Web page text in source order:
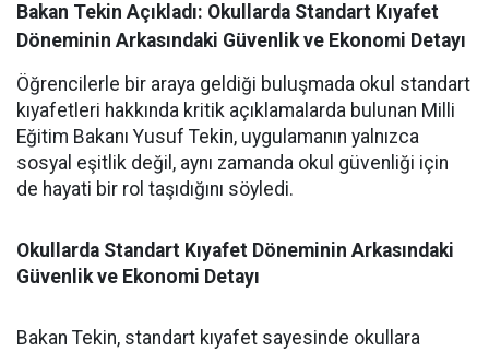
Bakan Tekin Açıkladı: Okullarda Standart Kıyafet
Döneminin Arkasındaki Güvenlik ve Ekonomi Detayı
Öğrencilerle bir araya geldiği buluşmada okul standart
kıyafetleri hakkında kritik açıklamalarda bulunan Milli
Eğitim Bakanı Yusuf Tekin, uygulamanın yalnızca
sosyal eşitlik değil, aynı zamanda okul güvenliği için
de hayati bir rol taşıdığını söyledi.
Okullarda Standart Kıyafet Döneminin Arkasındaki
Güvenlik ve Ekonomi Detayı
Bakan Tekin, standart kıyafet sayesinde okullara